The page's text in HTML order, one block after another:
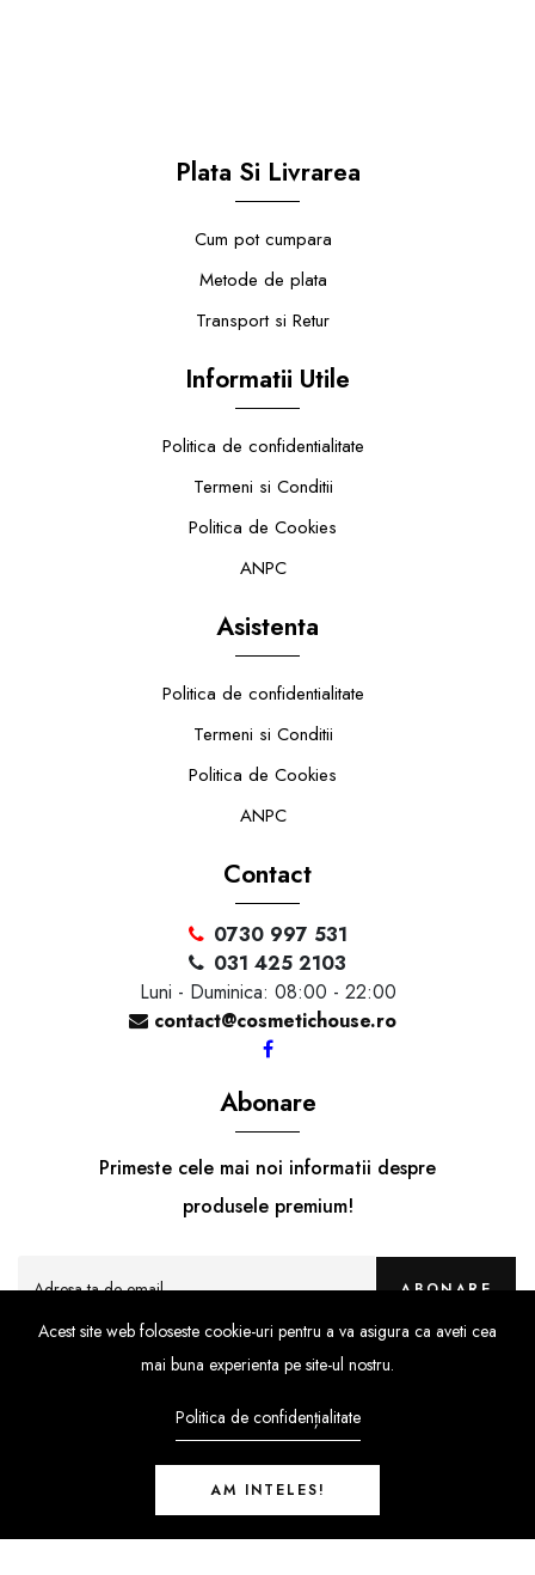
Plata Si Livrarea
Cum pot cumpara
Metode de plata
Transport si Retur
Informatii Utile
Politica de confidentialitate
Termeni si Conditii
Politica de Cookies
ANPC
Asistenta
Politica de confidentialitate
Termeni si Conditii
Politica de Cookies
ANPC
Contact
0730 997 531
031 425 2103
Luni - Duminica: 08:00 - 22:00
contact@cosmetichouse.ro
Abonare
Primeste cele mai noi informatii despre
produsele premium!
ABONARE
© Copyright 2021 |SportuoStoreByShopiLaunch.Powered by
Acest site web foloseste cookie-uri pentru a va asigura ca aveti cea
mai buna experienta pe site-ul nostru.
Politica de confidențialitate
AM INTELES!